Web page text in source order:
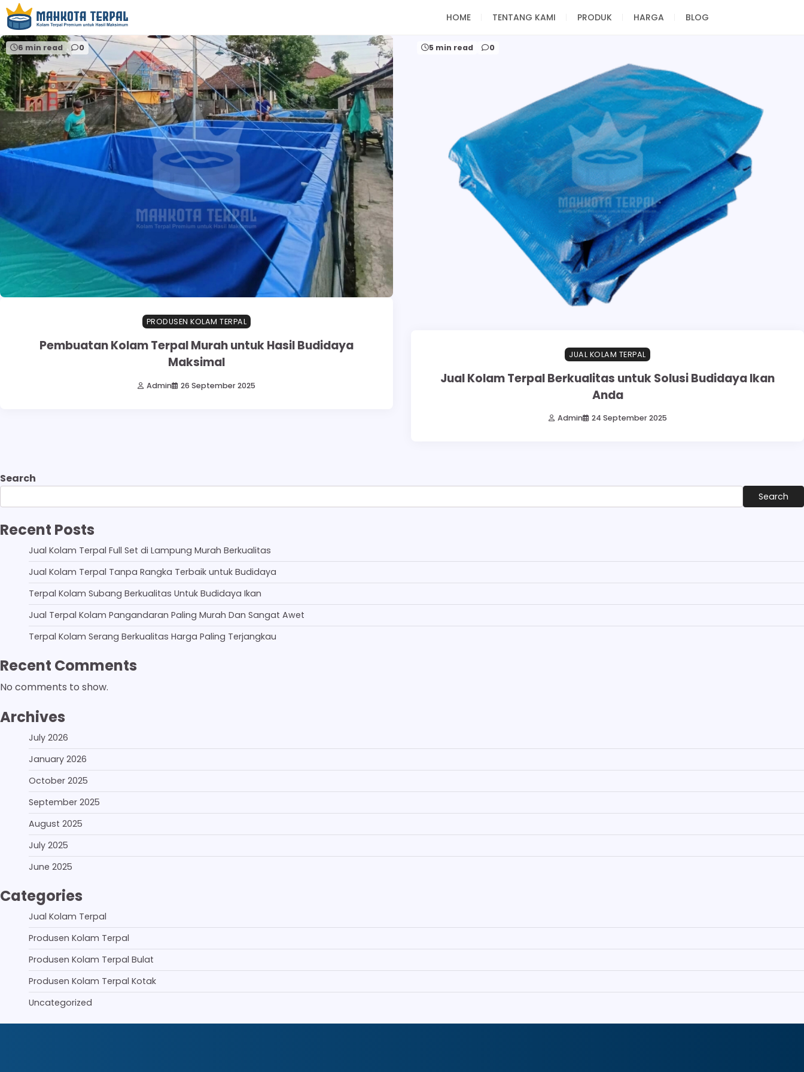
HOME TENTANG KAMI PRODUK HARGA BLOG
Home media budidaya ikan modern
6 min read 0
PRODUSEN KOLAM TERPAL
Pembuatan Kolam Terpal Murah untuk Hasil Budidaya
Maksimal
Admin 26 September 2025
5 min read 0
JUAL KOLAM TERPAL
Jual Kolam Terpal Berkualitas untuk Solusi Budidaya Ikan
Anda
Admin 24 September 2025
Search
Search
Recent Posts
Jual Kolam Terpal Full Set di Lampung Murah Berkualitas
Jual Kolam Terpal Tanpa Rangka Terbaik untuk Budidaya
Terpal Kolam Subang Berkualitas Untuk Budidaya Ikan
Jual Terpal Kolam Pangandaran Paling Murah Dan Sangat Awet
Terpal Kolam Serang Berkualitas Harga Paling Terjangkau
Recent Comments
No comments to show.
Archives
July 2026
January 2026
October 2025
September 2025
August 2025
July 2025
June 2025
Categories
Jual Kolam Terpal
Produsen Kolam Terpal
Produsen Kolam Terpal Bulat
Produsen Kolam Terpal Kotak
Uncategorized